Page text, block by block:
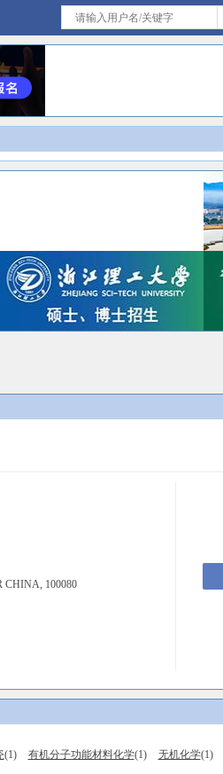
CHINA, 100080
(1) 有机分子功能材料化学(1) 无机化学(1)